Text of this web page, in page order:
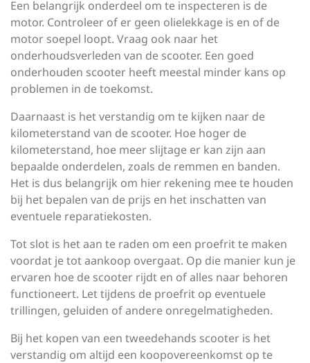
Een belangrijk onderdeel om te inspecteren is de
motor. Controleer of er geen olielekkage is en of de
motor soepel loopt. Vraag ook naar het
onderhoudsverleden van de scooter. Een goed
onderhouden scooter heeft meestal minder kans op
problemen in de toekomst.
Daarnaast is het verstandig om te kijken naar de
kilometerstand van de scooter. Hoe hoger de
kilometerstand, hoe meer slijtage er kan zijn aan
bepaalde onderdelen, zoals de remmen en banden.
Het is dus belangrijk om hier rekening mee te houden
bij het bepalen van de prijs en het inschatten van
eventuele reparatiekosten.
Tot slot is het aan te raden om een proefrit te maken
voordat je tot aankoop overgaat. Op die manier kun je
ervaren hoe de scooter rijdt en of alles naar behoren
functioneert. Let tijdens de proefrit op eventuele
trillingen, geluiden of andere onregelmatigheden.
Bij het kopen van een tweedehands scooter is het
verstandig om altijd een koopovereenkomst op te